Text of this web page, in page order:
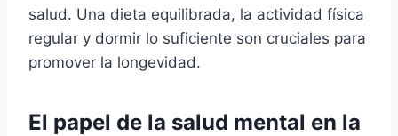
salud. Una dieta equilibrada, la actividad física
regular y dormir lo suficiente son cruciales para
promover la longevidad.
El papel de la salud mental en la